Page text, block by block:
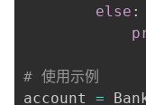
技
的
else :
# 使用示例
account =